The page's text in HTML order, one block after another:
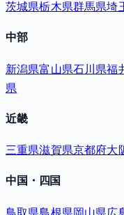
茨城県栃木県群馬県埼
中部
新潟県富山県石川県福
県
近畿
三重県滋賀県京都府大
中国・四国
鳥取県島根県岡山県広